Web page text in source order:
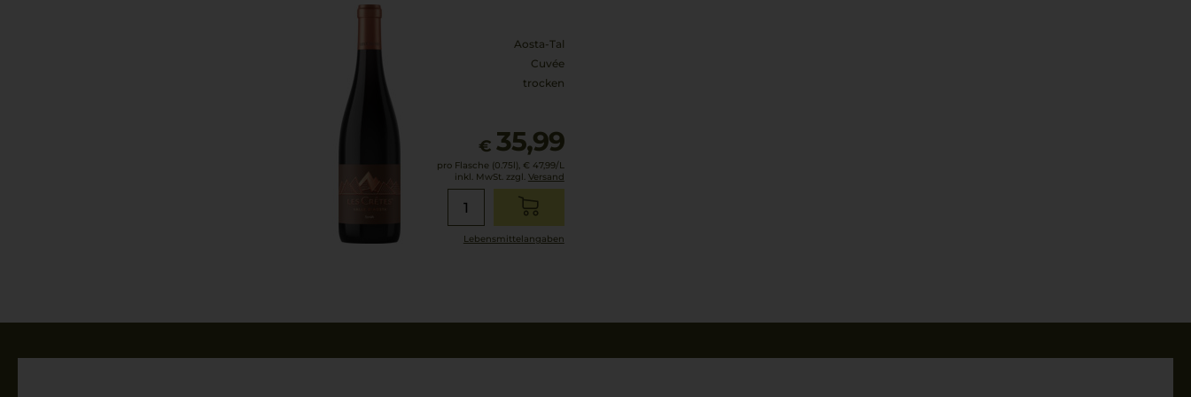
Aosta-Tal
Cuvée
trocken
€ 35,99
pro Flasche (0.75l), € 47,99/L
inkl. MwSt. zzgl. Versand
Lebensmittel­angaben